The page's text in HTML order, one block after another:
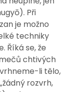
Při
je možno
techniky
Říká se, že
chtivých
li tělo,
rozvrh,